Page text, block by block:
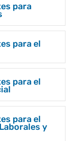
para
para el
para el
para el
y